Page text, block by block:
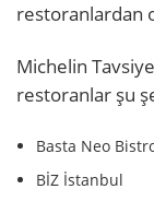
restoranlardan
Michelin
restoranlar şu
Basta Neo
BİZ İstanbul